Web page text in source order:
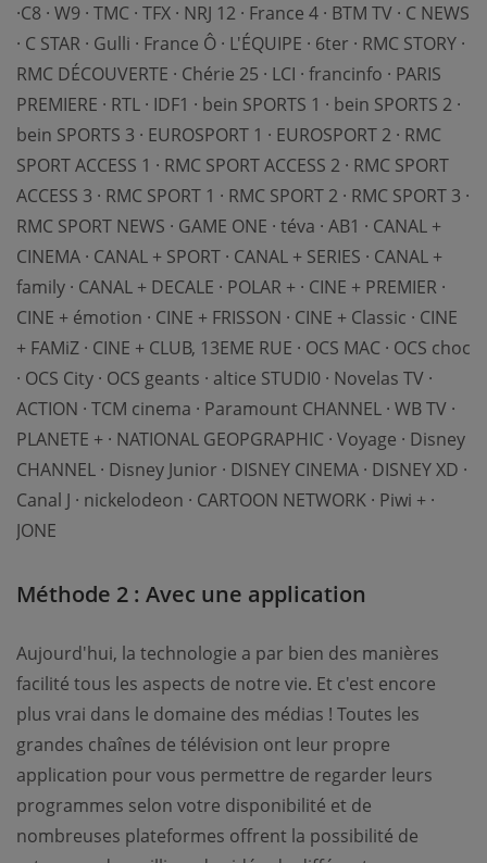
·C8 · W9 · TMC · TFX · NRJ 12 · France 4 · BTM TV · C NEWS
· C STAR · Gulli · France Ô · L'ÉQUIPE · 6ter · RMC STORY ·
RMC DÉCOUVERTE · Chérie 25 · LCI · francinfo · PARIS
PREMIERE · RTL · IDF1 · bein SPORTS 1 · bein SPORTS 2 ·
bein SPORTS 3 · EUROSPORT 1 · EUROSPORT 2 · RMC
SPORT ACCESS 1 · RMC SPORT ACCESS 2 · RMC SPORT
ACCESS 3 · RMC SPORT 1 · RMC SPORT 2 · RMC SPORT 3 ·
RMC SPORT NEWS · GAME ONE · téva · AB1 · CANAL +
CINEMA · CANAL + SPORT · CANAL + SERIES · CANAL +
family · CANAL + DECALE · POLAR + · CINE + PREMIER ·
CINE + émotion · CINE + FRISSON · CINE + Classic · CINE
+ FAMiZ · CINE + CLUB, 13EME RUE · OCS MAC · OCS choc
· OCS City · OCS geants · altice STUDI0 · Novelas TV ·
ACTION · TCM cinema · Paramount CHANNEL · WB TV ·
PLANETE + · NATIONAL GEOPGRAPHIC · Voyage · Disney
CHANNEL · Disney Junior · DISNEY CINEMA · DISNEY XD ·
Canal J · nickelodeon · CARTOON NETWORK · Piwi + ·
JONE
Méthode 2 : Avec une application
Aujourd'hui, la technologie a par bien des manières
facilité tous les aspects de notre vie. Et c'est encore
plus vrai dans le domaine des médias ! Toutes les
grandes chaînes de télévision ont leur propre
application pour vous permettre de regarder leurs
programmes selon votre disponibilité et de
nombreuses plateformes offrent la possibilité de